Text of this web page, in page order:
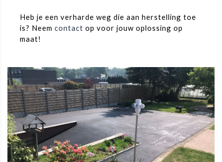
Heb je een verharde weg die aan herstelling toe
is? Neemcontact op voor jouw oplossing op
maat!